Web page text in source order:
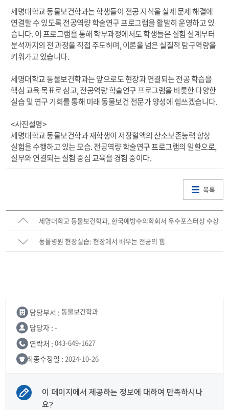
세명대학교 동물보건학과는 학생들이 전공 지식을 실제 문제 해결에
연결할 수 있도록 전공역량 학술연구 프로그램을 활발히 운영하고 있
습니다. 이 프로그램을 통해 학부과정에서도 학생들은 실험 설계부터
분석까지의 전 과정을 직접 주도하며, 이론을 넘은 실질적 탐구역량을
키워가고 있습니다.
세명대학교 동물보건학과는 앞으로도 현장과 연결되는 전공 학습을
핵심 교육 목표로 삼고, 전공역량 학술연구 프로그램을 비롯한 다양한
실습 및 연구 기회를 통해 미래 동물보건 전문가 양성에 힘쓰겠습니다.
<사진설명>
세명대학교 동물보건학과 재학생이 저장혈액의 산소보존능력 향상
실험을 수행하고 있는 모습. 전공역량 학술연구 프로그램의 일환으로,
실무와 연결되는 실험 중심 교육을 경험 중이다.
목록
세명대학교 동물보건학과, 한국예방수의학회서 우수포스터상 수상
쾌거
동물병원 현장실습: 현장에서 배우는 전공의 힘
담당부서 : 동물보건학과
담당자 : -
연락처 : 043-649-1627
최종수정일 : 2024-10-26
이 페이지에서 제공하는 정보에 대하여 만족하시나
요?